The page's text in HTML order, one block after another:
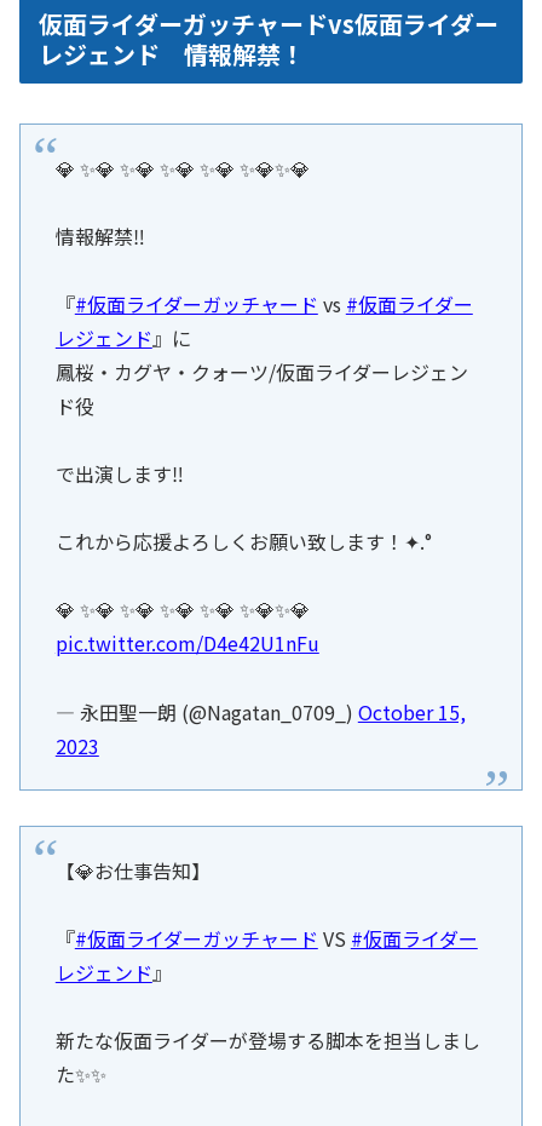
仮面ライダーガッチャードvs仮面ライダー
レジェンド 情報解禁！
💎 ✨💎 ✨💎 ✨💎 ✨💎 ✨💎✨💎
情報解禁‼︎
『#仮面ライダーガッチャード vs #仮面ライダー
レジェンド』に
鳳桜・カグヤ・クォーツ/仮面ライダーレジェン
ド役
で出演します‼︎
これから応援よろしくお願い致します！✦.°
💎 ✨💎 ✨💎 ✨💎 ✨💎 ✨💎✨💎
pic.twitter.com/D4e42U1nFu
— 永田聖一朗 (@Nagatan_0709_) October 15,
2023
【💎お仕事告知】
『#仮面ライダーガッチャード VS #仮面ライダー
レジェンド』
新たな仮面ライダーが登場する脚本を担当しまし
た✨✨